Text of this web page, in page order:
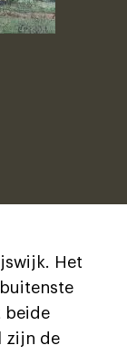
Het
beide
zijn de